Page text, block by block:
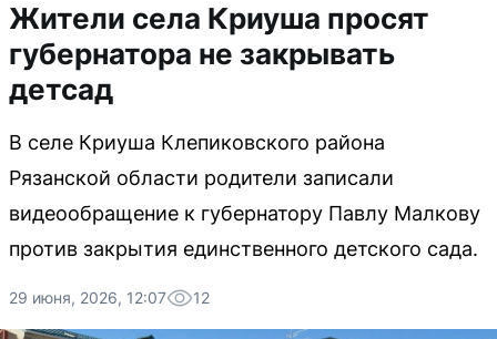
Жители села Криуша просят
губернатора не закрывать
детсад
В селе Криуша Клепиковского района
Рязанской области родители записали
видеообращение к губернатору Павлу Малкову
против закрытия единственного детского сада.
29 июня, 2026, 12:07 12